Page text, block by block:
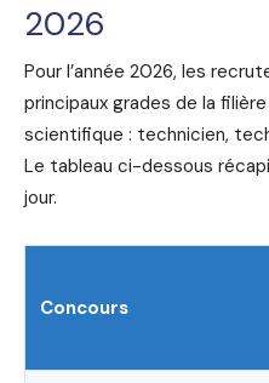
2026
Pour l’année 2026, les
principaux grades de la
scientifique : technicien,
Le tableau ci-dessous
jour.
Concours